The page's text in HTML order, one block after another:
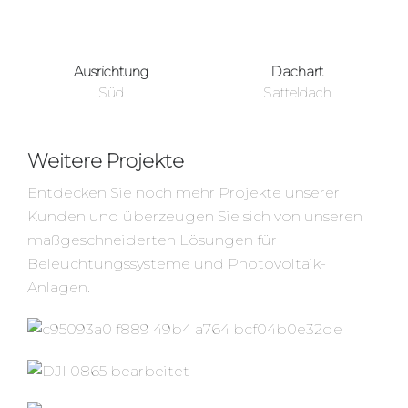
Ausrichtung
Süd
Dachart
Satteldach
Weitere Projekte
Entdecken Sie noch mehr Projekte unserer
Kunden und überzeugen Sie sich von unseren
maßgeschneiderten Lösungen für
Beleuchtungssysteme und Photovoltaik-
Anlagen.